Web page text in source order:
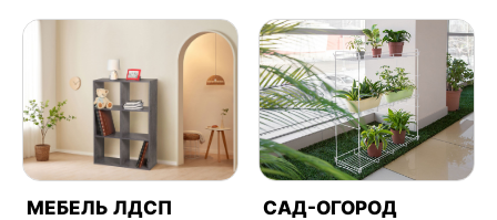
МЕБЕЛЬ ЛДСП САД-ОГОРОД